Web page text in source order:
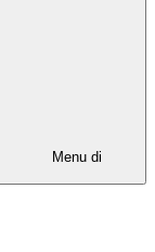
Menu di